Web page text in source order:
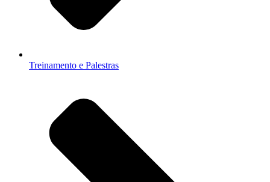
Treinamento e Palestras